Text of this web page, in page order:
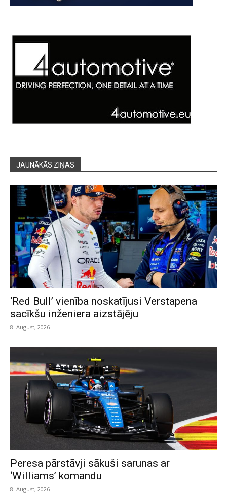
JAUNĀKĀS ZIŅAS
‘Red Bull’ vienība noskatījusi Verstapena
sacīkšu inženiera aizstājēju
8. August, 2026
Peresa pārstāvji sākuši sarunas ar
‘Williams’ komandu
8. August, 2026